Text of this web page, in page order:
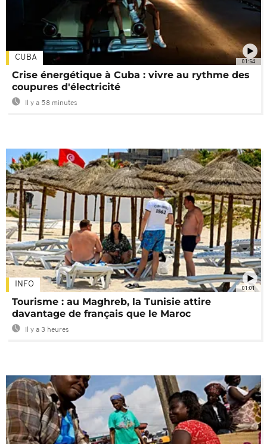
01:54
CUBA
Crise énergétique à Cuba : vivre au rythme des
coupures d'électricité
Il y a 58 minutes
01:01
INFO
Tourisme : au Maghreb, la Tunisie attire
davantage de français que le Maroc
Il y a 3 heures